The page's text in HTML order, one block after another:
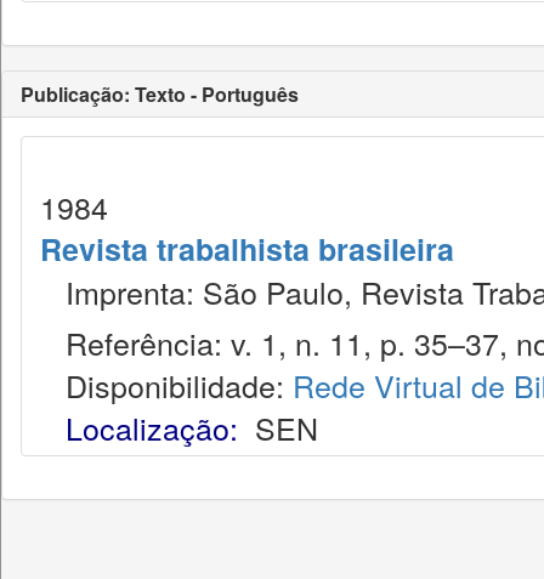
Publicação: Texto - Português
1984
Revista trabalhista brasileira
Imprenta: São Paulo, Revista
Referência: v. 1, n. 11, p. 35–37,
Disponibilidade: Rede Virtual de
Localização: SEN